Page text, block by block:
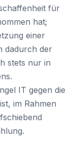
für
hat;
einer
dadurch der
stets nur in
IT gegen die
im Rahmen